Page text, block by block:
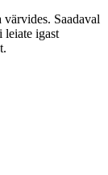
värvides. Saadaval
leiate igast